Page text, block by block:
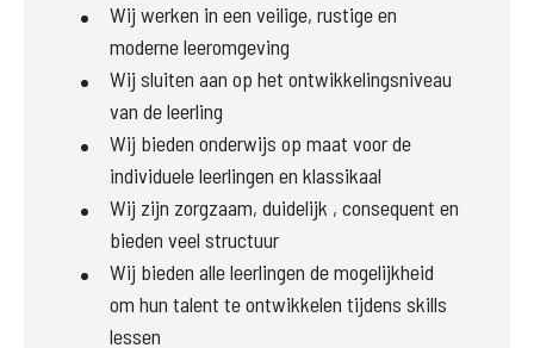
Wij werken in een veilige, rustige en
moderne leeromgeving
Wij sluiten aan op het ontwikkelingsniveau
van de leerling
Wij bieden onderwijs op maat voor de
individuele leerlingen en klassikaal
Wij zijn zorgzaam, duidelijk , consequent en
bieden veel structuur
Wij bieden alle leerlingen de mogelijkheid
om hun talent te ontwikkelen tijdens skills
lessen